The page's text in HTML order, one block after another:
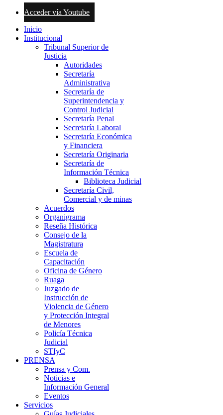
Acceder vía Youtube
Inicio
Institucional
Tribunal Superior de
Justicia
Autoridades
Secretaría
Administrativa
Secretaría de
Superintendencia y
Control Judicial
Secretaría Penal
Secretaría Laboral
Secretaría Económica
y Financiera
Secretaría Originaria
Secretaría de
Información Técnica
Biblioteca Judicial
Secretaría Civil,
Comercial y de minas
Acuerdos
Organigrama
Reseña Histórica
Consejo de la
Magistratura
Escuela de
Capacitación
Oficina de Género
Ruaga
Juzgado de
Instrucción de
Violencia de Género
y Protección Integral
de Menores
Policía Técnica
Judicial
STIyC
PRENSA
Prensa y Com.
Noticias e
Información General
Eventos
Servicios